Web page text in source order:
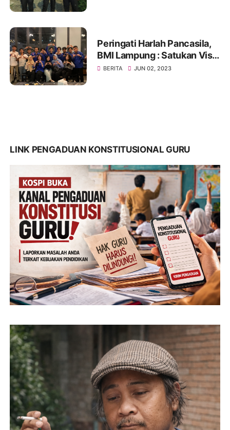
Peringati Harlah Pancasila,
BMI Lampung : Satukan Visi,
Merajut Persatuan
BERITA JUN 02, 2023
LINK PENGADUAN KONSTITUSIONAL GURU